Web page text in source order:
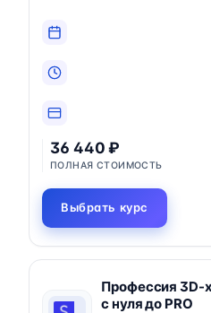
36 440 ₽
ПОЛНАЯ СТОИМОСТЬ
Выбрать курс
Профессия 3D-
с нуля до PRO